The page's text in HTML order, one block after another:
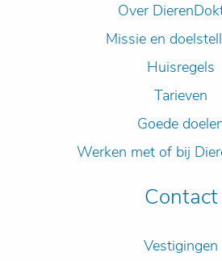
Over
Missie en
Huisregels
Tarieven
Goede
Werken met of bij
Contact
Vestigingen